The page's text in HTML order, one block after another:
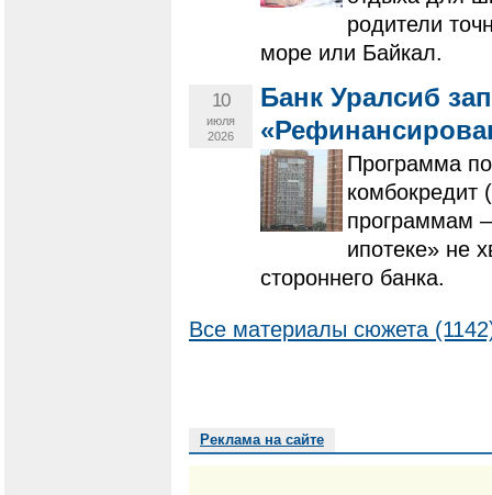
родители
море или Байкал.
10
июля
2026
Банк Уралсиб
Программа
комбокредит
программам
ипотеке» не
стороннего банка.
Все материалы сюжета
Реклама на сайте